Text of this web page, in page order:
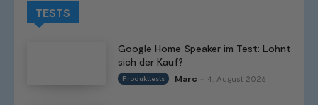
TESTS
Google Home Speaker im Test: Lohnt
sich der Kauf?
Produkttests Marc 4. August 2026